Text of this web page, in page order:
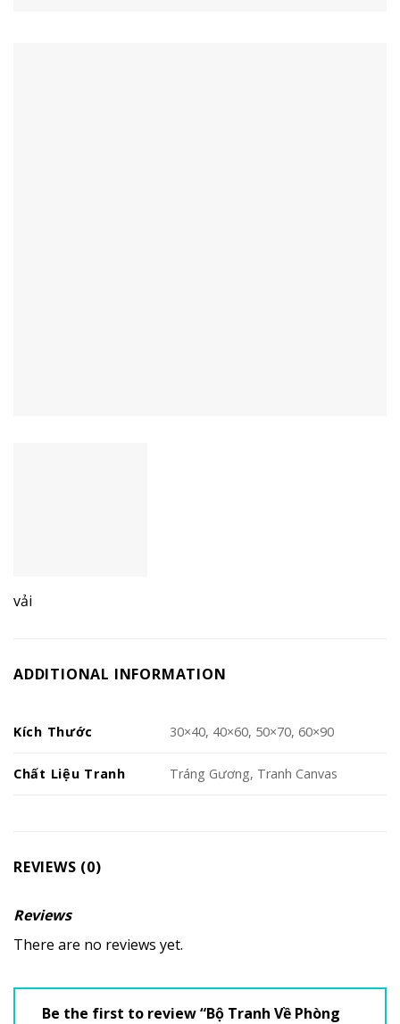
vải
ADDITIONAL INFORMATION
Kích Thước 30×40, 40×60, 50×70, 60×90
Chất Liệu Tranh Tráng Gương, Tranh Canvas
REVIEWS (0)
Reviews
There are no reviews yet.
Be the first to review “Bộ Tranh Về Phòng